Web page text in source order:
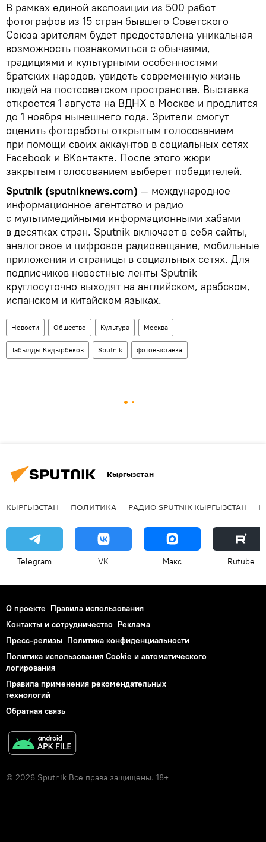
В рамках единой экспозиции из 500 работ
фотографов из 15 стран бывшего Советского
Союза зрителям будет предоставлена уникальная
возможность познакомиться с обычаями,
традициями и культурными особенностями
братских народов, увидеть современную жизнь
людей на постсоветском пространстве. Выставка
откроется 1 августа на ВДНХ в Москве и продлится
до 1 ноября нынешнего года. Зрители смогут
оценить фотоработы открытым голосованием
при помощи своих аккаунтов в социальных сетях
Facebook и BKонтакте. После этого жюри
закрытым голосованием выберет победителей.
Sputnik (sputniknews.com) — международное
информационное агентство и радио
с мультимедийными информационными хабами
в десятках стран. Sputnik включает в себя сайты,
аналоговое и цифровое радиовещание, мобильные
приложения и страницы в социальных сетях. Для
подписчиков новостные ленты Sputnik
круглосуточно выходят на английском, арабском,
испанском и китайском языках.
Новости Общество Культура Москва
Табылды Кадырбеков Sputnik фотовыставка
Кыргызстан
КЫРГЫЗСТАН ПОЛИТИКА РАДИО SPUTNIK КЫРГЫЗСТАН
Telegram VK Макс Rutube
О проекте Правила использования
Контакты и сотрудничество Реклама
Пресс-релизы Политика конфиденциальности
Политика использования Cookie и автоматического
логирования
Правила применения рекомендательных
технологий
Обратная связь
© 2026 Sputnik Все права защищены. 18+